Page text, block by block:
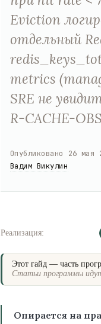
Eviction
отдельный
metrics
SRE не
R-CACHE-
Опубликовано 26 мая
Вадим Викулин
Реализация:
Этот гайд — часть
Статьи программы
Опирается на